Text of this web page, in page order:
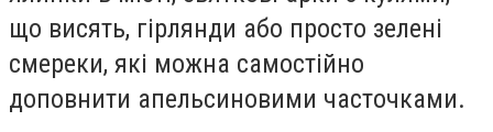
що висять, гірлянди або просто зелені
смереки, які можна самостійно
доповнити апельсиновими часточками.